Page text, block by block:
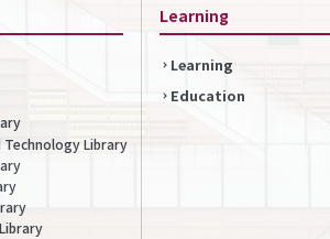
Technology Library
Learning
Learning
Education